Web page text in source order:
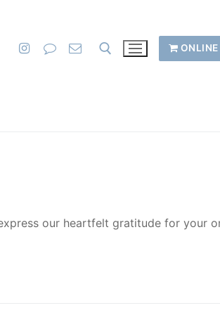
our heartfelt gratitude for your